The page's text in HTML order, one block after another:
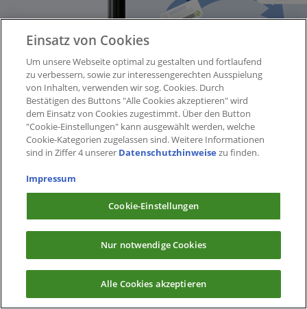
Einsatz von Cookies
Um unsere Webseite optimal zu gestalten und fortlaufend
zu verbessern, sowie zur interessengerechten Ausspielung
von Inhalten, verwenden wir sog. Cookies. Durch
Bestätigen des Buttons "Alle Cookies akzeptieren" wird
dem Einsatz von Cookies zugestimmt. Über den Button
"Cookie-Einstellungen" kann ausgewählt werden, welche
Cookie-Kategorien zugelassen sind. Weitere Informationen
sind in Ziffer 4 unserer Datenschutzhinweise zu finden.
Impressum
Cookie-Einstellungen
Nur notwendige Cookies
Alle Cookies akzeptieren